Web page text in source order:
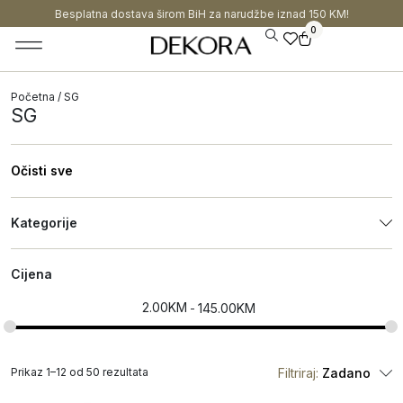
Besplatna dostava širom BiH za narudžbe iznad 150 KM!
0
Početna / SG
SG
Očisti sve
Kategorije
Cijena
2.00KM 145.00KM
Filtriraj: Zadano
Prikaz 1–12 od 50 rezultata